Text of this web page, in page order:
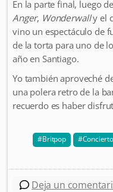
En la parte final, luego
Anger, Wonderwally el
vino un espectáculo de
de la torta para uno de
año en Santiago.
Yo también aproveché
una polera retro de la
recuerdo es haber
Britpop
Deja un